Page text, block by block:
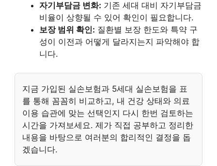
자기부담금 변화: 기존 세대 대비 자기부담금
비율이 상향될 수 있어 확인이 필요합니다.
보장 범위 확인: 질환별 보장 한도와 특약 구
성이 이전과 어떻게 달라지는지 파악해야 합
니다.
지금 가입된 실손보험과 5세대 실손보험을 표
를 통해 꼼꼼히 비교하고, 내 건강 상태와 의료
이용 습관에 맞는 선택인지 다시 한번 검토하는
시간을 가져보세요. 제가 직접 공부하고 정리한
내용을 바탕으로 여러분의 합리적인 결정을 돕
겠습니다.